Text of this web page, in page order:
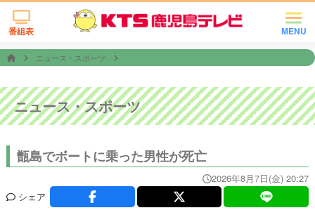
MENU
番組表
ニュース・スポーツ
ニュース・スポーツ
甑島でボートに乗った男性が死亡
2026年8月7日(金) 20:27
シェア